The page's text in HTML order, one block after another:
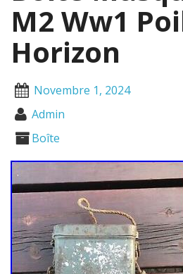
M2 Ww1
Horizon
Novembre 1, 2024
Admin
Boîte